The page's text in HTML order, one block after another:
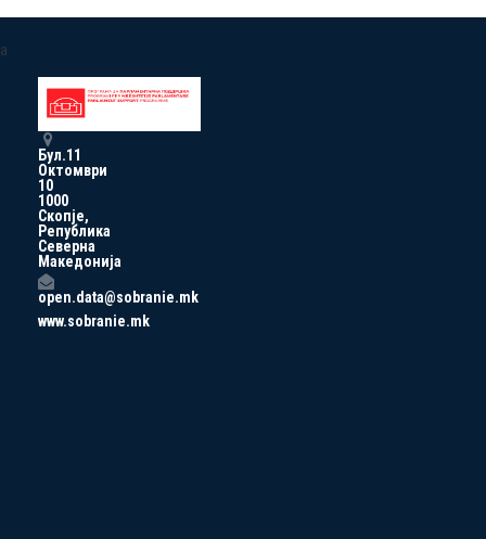
a
Бул.11
Октомври
10
1000
Скопје,
Република
Северна
Македонија
open.data@sobranie.mk
www.sobranie.mk